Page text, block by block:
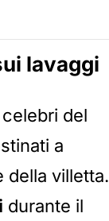
lavaggi
del
a
della villetta.
durante il